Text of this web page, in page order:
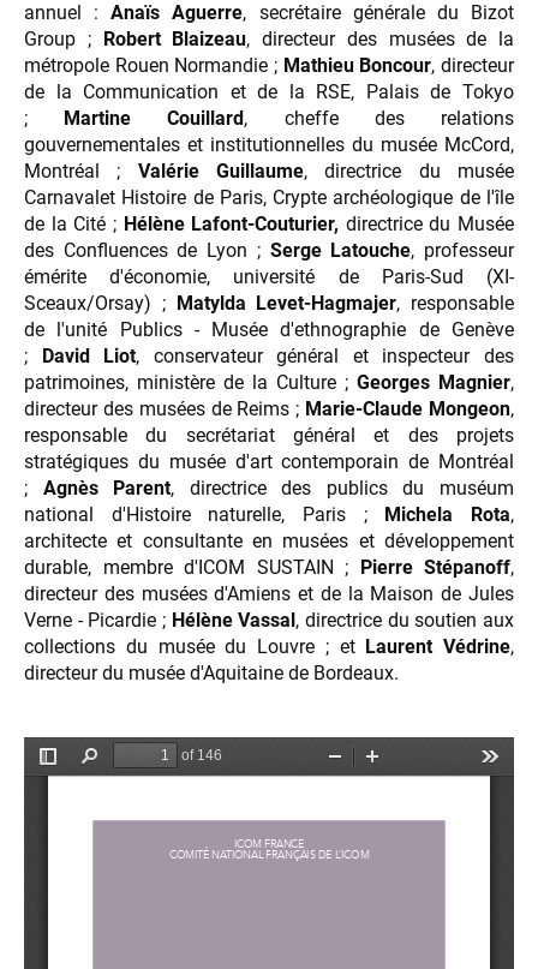
annuel :Anaïs Aguerre, secrétaire générale du Bizot
Group ; Robert Blaizeau, directeur des musées de la
métropole Rouen Normandie ; Mathieu Boncour, directeur
de la Communication et de la RSE, Palais de Tokyo
; Martine Couillard, cheffe des relations
gouvernementales et institutionnelles du musée McCord,
Montréal ; Valérie Guillaume, directrice du musée
Carnavalet Histoire de Paris, Crypte archéologique de l'île
de la Cité ; Hélène Lafont-Couturier, directrice du Musée
des Confluences de Lyon ; Serge Latouche, professeur
émérite d'économie, université de Paris-Sud (XI-
Sceaux/Orsay) ; Matylda Levet-Hagmajer, responsable
de l'unité Publics - Musée d'ethnographie de Genève
; David Liot, conservateur général et inspecteur des
patrimoines, ministère de la Culture ; Georges Magnier,
directeur des musées de Reims ; Marie-Claude Mongeon,
responsable du secrétariat général et des projets
stratégiques du musée d'art contemporain de Montréal
; Agnès Parent, directrice des publics du muséum
national d'Histoire naturelle, Paris ; Michela Rota,
architecte et consultante en musées et développement
durable, membre d'ICOM SUSTAIN ; Pierre Stépanoff,
directeur des musées d'Amiens et de la Maison de Jules
Verne - Picardie ; Hélène Vassal, directrice du soutien aux
collections du musée du Louvre ; et Laurent Védrine,
directeur du musée d'Aquitaine de Bordeaux.